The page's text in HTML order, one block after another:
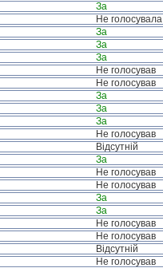
За
Не голосувала
За
За
За
Не голосував
Не голосував
За
За
За
Не голосував
Відсутній
За
Не голосував
Не голосував
За
За
Не голосував
Не голосував
Відсутній
Не голосував